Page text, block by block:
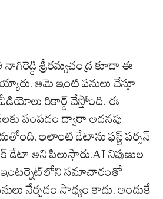
శ్రీరమ్యచంద్ర కూడా ఈ
ఆమె ఇంటి పనులు చేస్తూ
రికార్డ్ చేస్తోంది. ఈ
పంపడం ద్వారా అదనపు
ఇలాంటి డేటాను ఫస్ట్ పర్సన్
అని పిలుస్తారు.AI నిపుణుల
ఇంటర్నెట్‌లోని సమాచారంతో
నేర్పడం సాధ్యం కాదు. అందుకే